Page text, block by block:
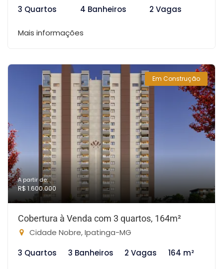
3 Quartos
4 Banheiros 2 Vagas
Mais informações
Em Construção
A partir de:
R$ 1.600.000
Cobertura à Venda com 3 quartos, 164m²
Cidade Nobre, Ipatinga-MG
3 Quartos
3 Banheiros 2 Vagas 164 m²